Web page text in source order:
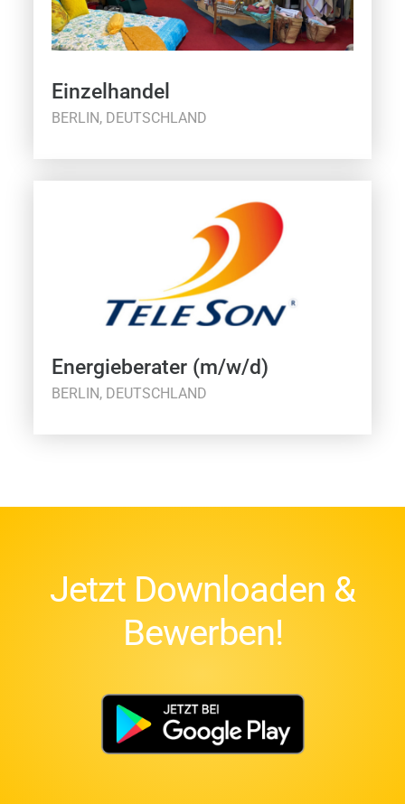
Einzelhandel
BERLIN, DEUTSCHLAND
Energieberater (m/w/d)
BERLIN, DEUTSCHLAND
Jetzt Downloaden &
Bewerben!